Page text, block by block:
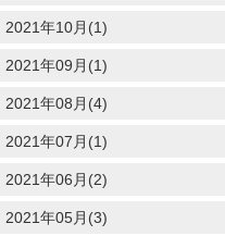
2021年10月(1)
2021年09月(1)
2021年08月(4)
2021年07月(1)
2021年06月(2)
2021年05月(3)